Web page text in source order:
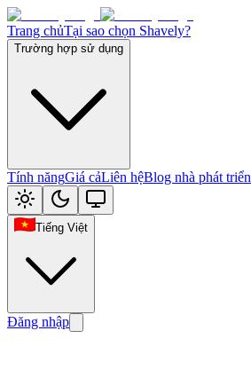
Trang chủTại sao chọn Shavely?
Trường hợp sử dụng
Tính năngGiá cảLiên hệBlog nhà phát triển
Tiếng Việt
Đăng nhập